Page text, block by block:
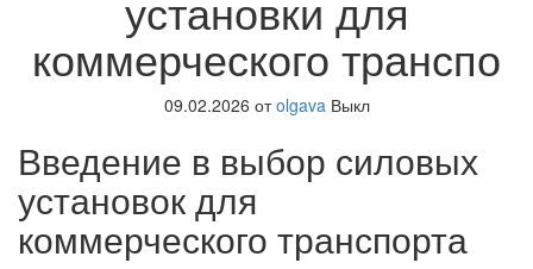
коммерческого транспо
09.02.2026 от olgava Выкл
Введение в выбор силовых
установок для
коммерческого транспорта